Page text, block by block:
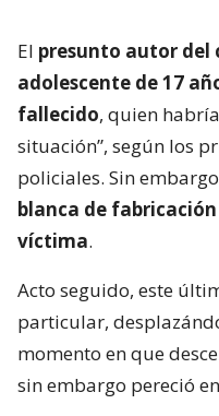
El presunto autor del
adolescente de 17
fallecido, quien
situación”, según los
policiales. Sin
blanca de
víctima.
Acto seguido, este
particular,
momento en que
sin embargo pereció